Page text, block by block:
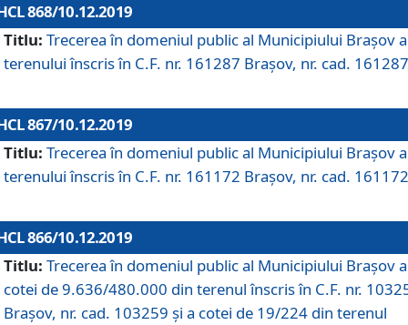
868/10.12.2019
Titlu: Trecerea în domeniul public al Municipiului Braşov a
terenului înscris în C.F. nr. 161287 Brașov, nr. cad.
867/10.12.2019
Titlu: Trecerea în domeniul public al Municipiului Braşov a
terenului înscris în C.F. nr. 161172 Brașov, nr. cad.
866/10.12.2019
Titlu: Trecerea în domeniul public al Municipiului Braşov a
cotei de 9.636/480.000 din terenul înscris în C.F. nr.
Brașov, nr. cad. 103259 și a cotei de 19/224 din terenul